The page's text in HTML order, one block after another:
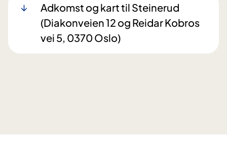
Adkomst og kart til Steinerud
(Diakonveien 12 og Reidar Kobros
vei 5, 0370 Oslo)